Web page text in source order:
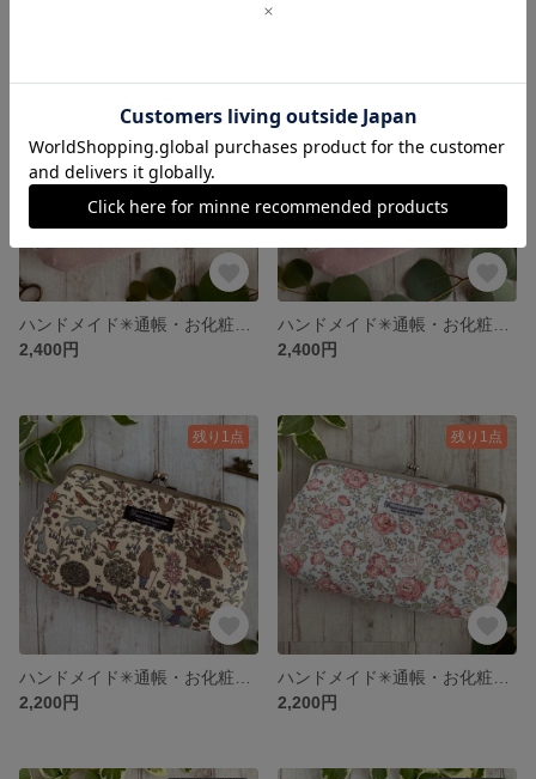
残り1点
2,400円
残り1点
2,400円
残り1点
2,200円
残り1点
2,200円